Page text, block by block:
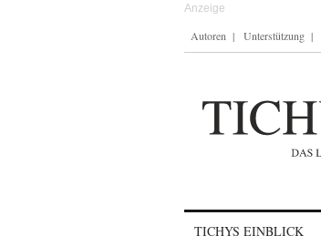
Autoren Unterstützung
TICHYS EINBLICK